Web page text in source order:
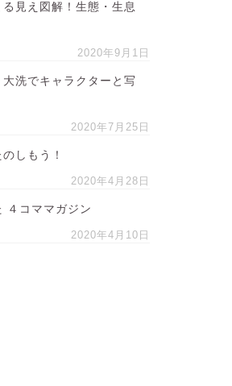
見え図解！生態・生息
2020年9月1日
洗でキャラクターと写
2020年7月25日
しもう！
2020年4月28日
４コママガジン
2020年4月10日